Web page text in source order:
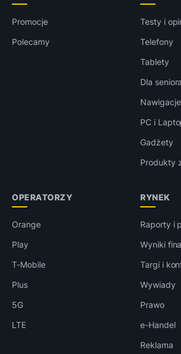
Promocje
Polecamy
Testy i
Telefony
Tablety
Dla seniora
Nawigacje
PC i
Gadżety
Produkty
OPERATORZY
Orange
Play
T-Mobile
Plus
5G
LTE
RYNEK
Raporty i
Wyniki
Targi i
Wywiady
Prawo
e-Handel
Reklama